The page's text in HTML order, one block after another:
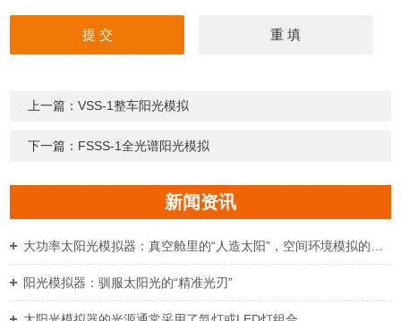
上一篇：VSS-1整车阳光模拟
下一篇： FSSS-1全光谱阳光模拟
新闻资讯
阳光模拟器：驯服太阳光的“精准光刃”